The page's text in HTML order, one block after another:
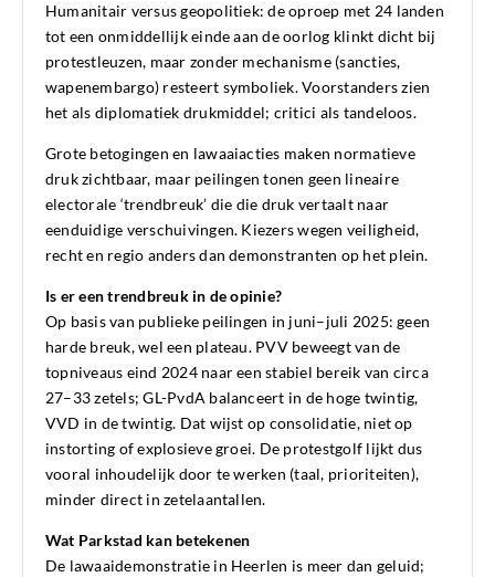
Humanitair versus geopolitiek: de oproep met 24 landen
tot een onmiddellijk einde aan de oorlog klinkt dicht bij
protestleuzen, maar zonder mechanisme (sancties,
wapenembargo) resteert symboliek. Voorstanders zien
het als diplomatiek drukmiddel; critici als tandeloos.
Grote betogingen en lawaaiacties maken normatieve
druk zichtbaar, maar peilingen tonen geen lineaire
electorale ‘trendbreuk’ die die druk vertaalt naar
eenduidige verschuivingen. Kiezers wegen veiligheid,
recht en regio anders dan demonstranten op het plein.
Is er een trendbreuk in de opinie?
Op basis van publieke peilingen in juni–juli 2025: geen
harde breuk, wel een plateau. PVV beweegt van de
topniveaus eind 2024 naar een stabiel bereik van circa
27–33 zetels; GL-PvdA balanceert in de hoge twintig,
VVD in de twintig. Dat wijst op consolidatie, niet op
instorting of explosieve groei. De protestgolf lijkt dus
vooral inhoudelijk door te werken (taal, prioriteiten),
minder direct in zetelaantallen.
Wat Parkstad kan betekenen
De lawaaidemonstratie in Heerlen is meer dan geluid;